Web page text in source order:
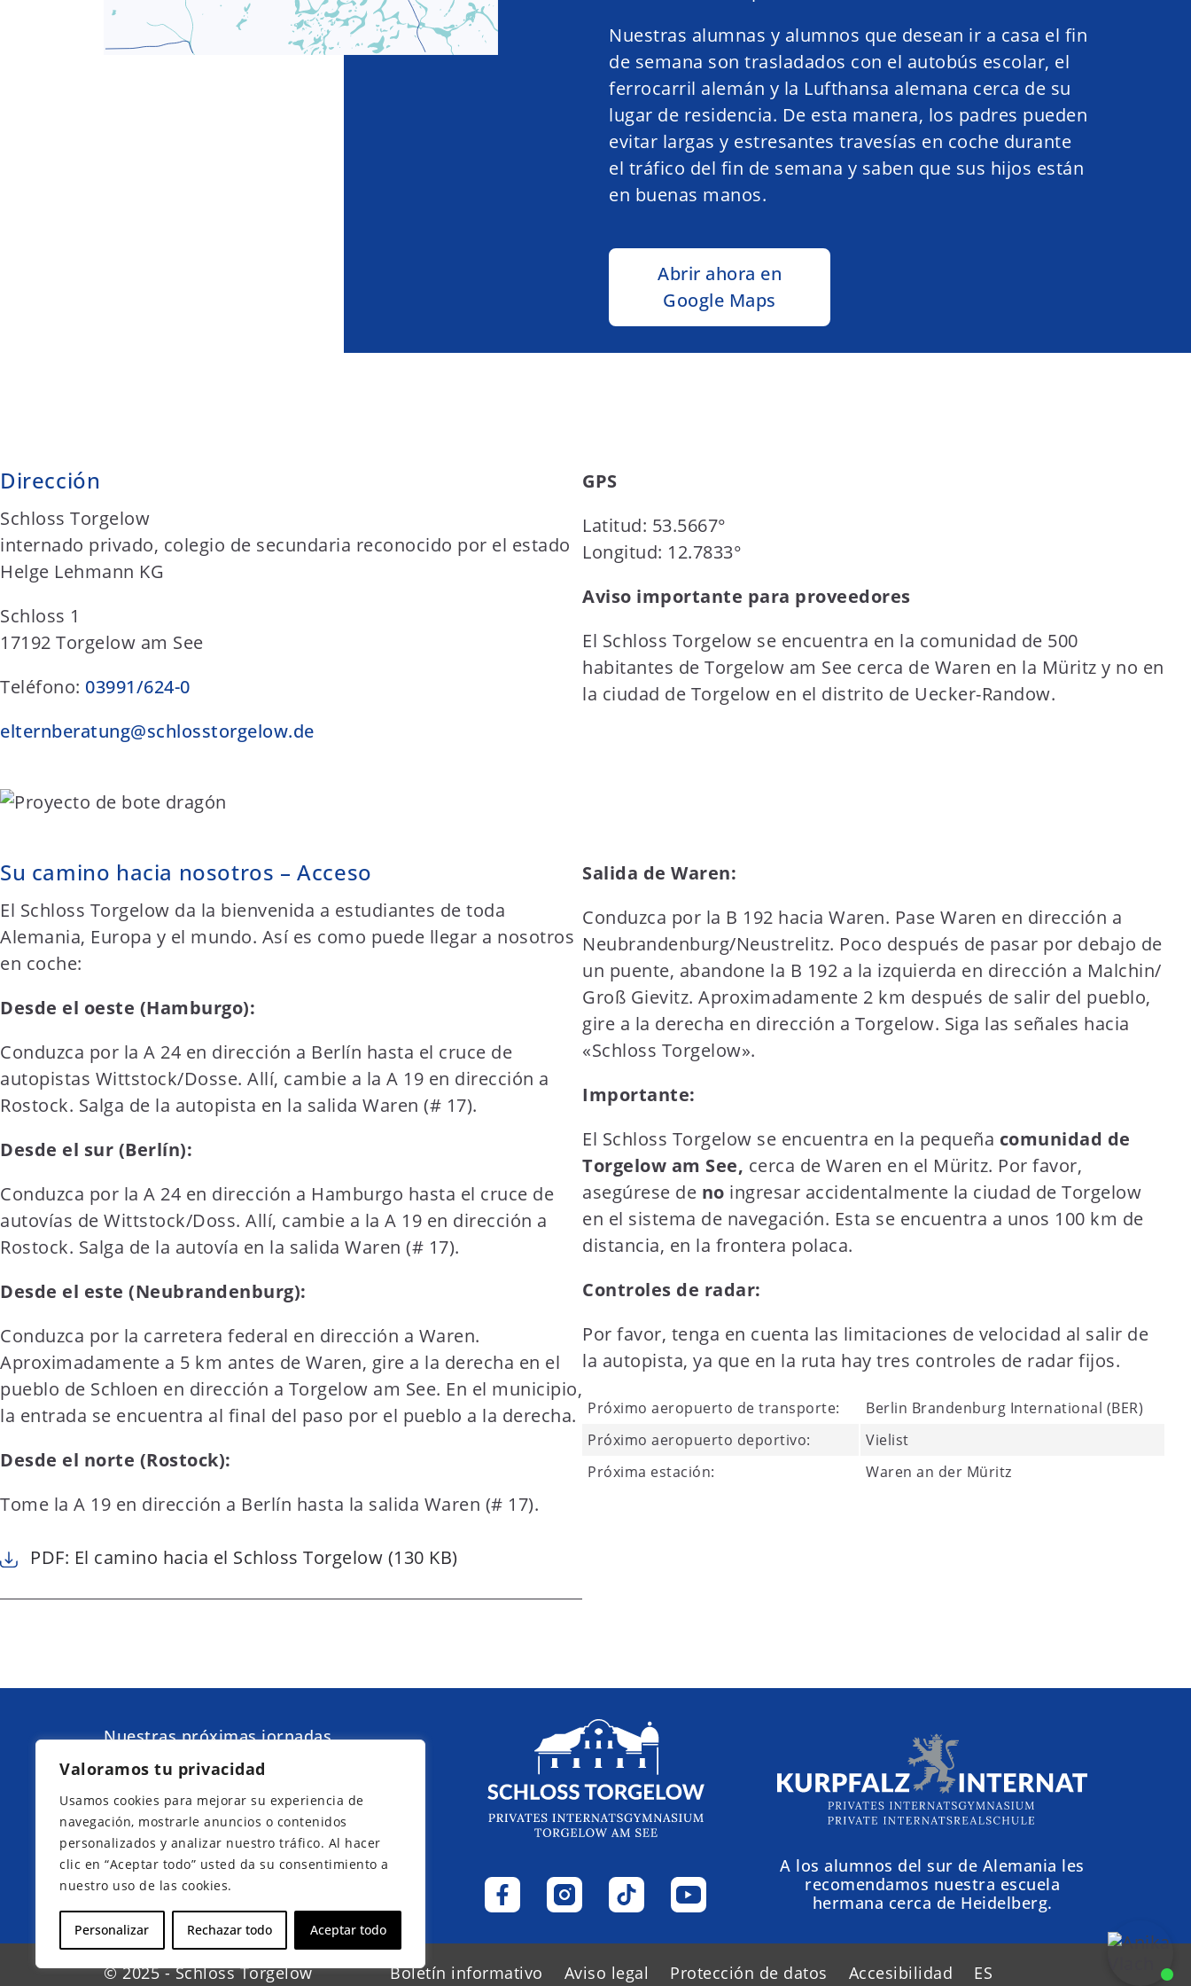
Valoramos tu privacidad
Usamos cookies para mejorar su experiencia de
navegación, mostrarle anuncios o contenidos
personalizados y analizar nuestro tráfico. Al hacer
clic en “Aceptar todo” usted da su consentimiento a
nuestro uso de las cookies.
Personalizar Rechazar todo Aceptar todo
Nuestras alumnas y alumnos que desean ir a casa el fin
de semana son trasladados con el autobús escolar, el
ferrocarril alemán y la Lufthansa alemana cerca de su
lugar de residencia. De esta manera, los padres pueden
evitar largas y estresantes travesías en coche durante
el tráfico del fin de semana y saben que sus hijos están
en buenas manos.
Abrir ahora en
Google Maps
Dirección
Schloss Torgelow
internado privado, colegio de secundaria reconocido por el estado
Helge Lehmann KG
Schloss 1
17192 Torgelow am See
Teléfono: 03991/624-0
elternberatung@schlosstorgelow.de
GPS
Latitud: 53.5667°
Longitud: 12.7833°
Aviso importante para proveedores
El Schloss Torgelow se encuentra en la comunidad de 500
habitantes de Torgelow am See cerca de Waren en la Müritz y no en
la ciudad de Torgelow en el distrito de Uecker-Randow.
Su camino hacia nosotros – Acceso
El Schloss Torgelow da la bienvenida a estudiantes de toda
Alemania, Europa y el mundo. Así es como puede llegar a nosotros
en coche:
Desde el oeste (Hamburgo):
Conduzca por la A 24 en dirección a Berlín hasta el cruce de
autopistas Wittstock/Dosse. Allí, cambie a la A 19 en dirección a
Rostock. Salga de la autopista en la salida Waren (# 17).
Desde el sur (Berlín):
Conduzca por la A 24 en dirección a Hamburgo hasta el cruce de
autovías de Wittstock/Doss. Allí, cambie a la A 19 en dirección a
Rostock. Salga de la autovía en la salida Waren (# 17).
Desde el este (Neubrandenburg):
Conduzca por la carretera federal en dirección a Waren.
Aproximadamente a 5 km antes de Waren, gire a la derecha en el
pueblo de Schloen en dirección a Torgelow am See. En el municipio,
la entrada se encuentra al final del paso por el pueblo a la derecha.
Desde el norte (Rostock):
Tome la A 19 en dirección a Berlín hasta la salida Waren (# 17).
PDF: El camino hacia el Schloss Torgelow (130 KB)
Salida de Waren:
Conduzca por la B 192 hacia Waren. Pase Waren en dirección a
Neubrandenburg/Neustrelitz. Poco después de pasar por debajo de
un puente, abandone la B 192 a la izquierda en dirección a Malchin/
Groß Gievitz. Aproximadamente 2 km después de salir del pueblo,
gire a la derecha en dirección a Torgelow. Siga las señales hacia
«Schloss Torgelow».
Importante:
El Schloss Torgelow se encuentra en la pequeña comunidad de
Torgelow am See, cerca de Waren en el Müritz. Por favor,
asegúrese de no ingresar accidentalmente la ciudad de Torgelow
en el sistema de navegación. Esta se encuentra a unos 100 km de
distancia, en la frontera polaca.
Controles de radar:
Por favor, tenga en cuenta las limitaciones de velocidad al salir de
la autopista, ya que en la ruta hay tres controles de radar fijos.
Próximo aeropuerto de transporte:
Berlin Brandenburg International (BER)
Próximo aeropuerto deportivo:
Vielist
Próxima estación:
Waren an der Müritz
Nuestras próximas jornadas
cerca de Waren (Müritz):
Inscríbase ahora
A los alumnos del sur de Alemania les
recomendamos nuestra escuela
hermana cerca de Heidelberg.
© 2025 - Schloss Torgelow Boletín informativo Aviso legal Protección de datos Accesibilidad ES